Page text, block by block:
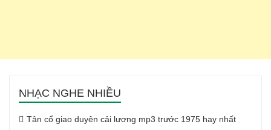
NHẠC NGHE NHIỀU
Tân cổ giao duyên cải lương mp3 trước 1975 hay nhất